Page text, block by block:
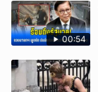
00:54